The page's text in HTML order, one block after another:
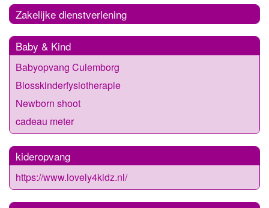
Zakelijke dienstverlening
Baby & Kind
Babyopvang Culemborg
Blosskinderfysiotherapie
Newborn shoot
cadeau meter
kideropvang
https://www.lovely4kidz.nl/